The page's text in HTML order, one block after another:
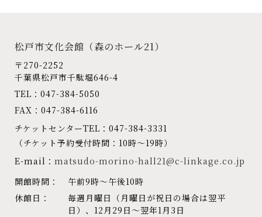
松戸市文化会館 （森のホール21）
〒270-2252
千葉県松戸市千駄堀646-4
TEL：047-384-5050
FAX：047-384-6116
チケットセンターTEL：047-384-3331
（チケット予約受付時間：10時～19時）
E-mail： matsudo-morino-hall21@c-linkage.co.jp
開館時間：
午前9時～午後10時
休館日：
毎週月曜日（月曜日が祝日の場合は翌平
日）、12月29日～翌年1月3日